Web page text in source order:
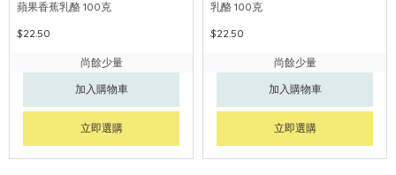
蘋果香蕉乳酪 100克
$22.50
尚餘少量
加入購物車
立即選購
乳酪 100克
$22.50
尚餘少量
加入購物車
立即選購